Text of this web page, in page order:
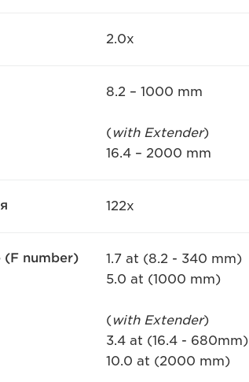
2.0x
8.2 – 1000 mm
(with Extender)
16.4 – 2000 mm
122x
(F number)
1.7 at (8.2 - 340 mm)
5.0 at (1000 mm)
(with Extender)
3.4 at (16.4 - 680mm)
10.0 at (2000 mm)